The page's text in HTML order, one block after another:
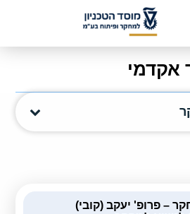
אקדמי
– פרופ' יעקב (קובי)